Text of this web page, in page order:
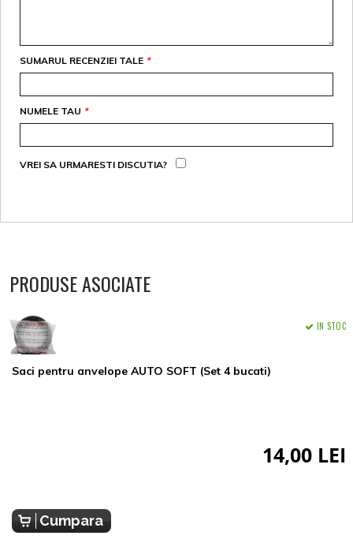
*
SUMARUL RECENZIEI TALE
*
NUMELE TAU
VREI SA URMARESTI DISCUTIA?
PRODUSE ASOCIATE
Saci pentru anvelope AUTO SOFT (Set 4 bucati)
IN STOC
14,00 LEI
Cumpara